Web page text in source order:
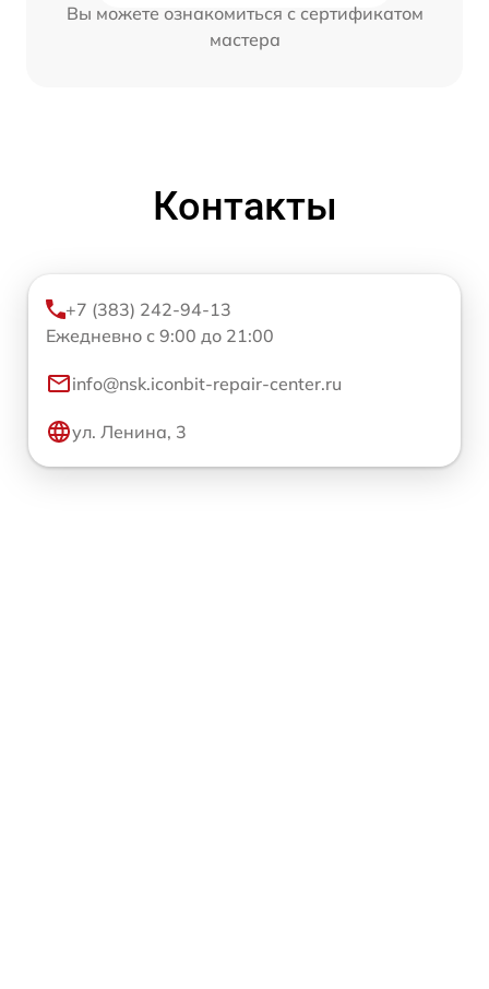
Вы можете ознакомиться с сертификатом
мастера
Контакты
+7 (383) 242-94-13
Ежедневно с 9:00 до 21:00
info@nsk.iconbit-repair-center.ru
ул. Ленина, 3